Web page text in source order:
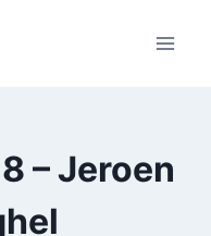
– Jeroen